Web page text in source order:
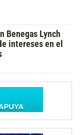
Benegas Lynch
intereses en el